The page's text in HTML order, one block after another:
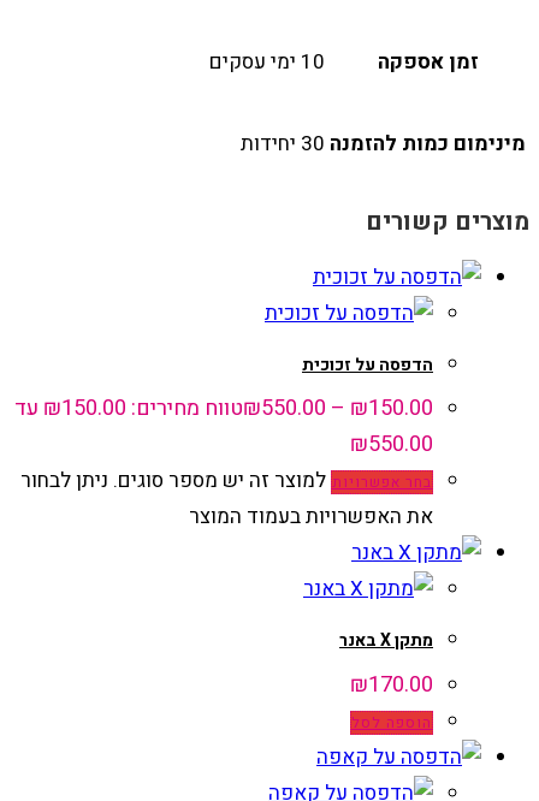
זמן אספקה 10 ימי עסקים
מינימום כמות להזמנה 30 יחידות
מוצרים קשורים
הדפסה על זכוכית
₪150.00
–
₪550.00
טווח מחירים: ⁦₪150.00⁩ עד
בחר אפשרויות למוצר זה יש מספר סוגים. ניתן לבחור
את האפשרויות בעמוד המוצר
מתקן X באנר
₪170.00
הוספה לסל